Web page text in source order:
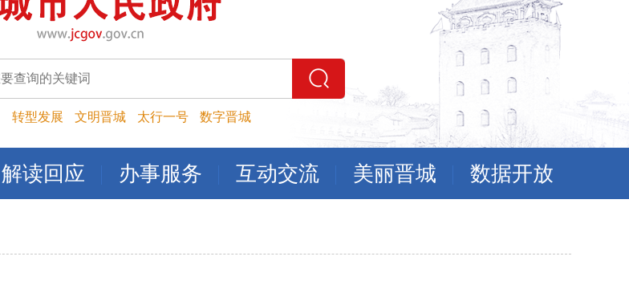
转型发展 文明晋城 太行一号 数字晋城
解读回应 办事服务 互动交流 美丽晋城 数据开放